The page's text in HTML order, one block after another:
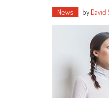
News by David